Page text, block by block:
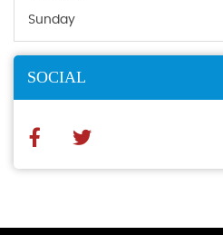
Sunday
SOCIAL